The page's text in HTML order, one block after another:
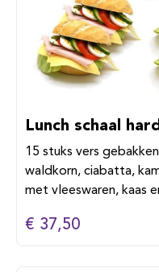
Lunch schaal
15 stuks vers
waldkorn, ciabatta,
met vleeswaren, kaas
€ 37,50